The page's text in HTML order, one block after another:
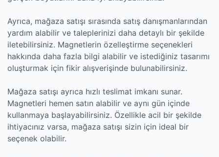
Ayrıca, mağaza satışı sırasında satış danışmanlarından
yardım alabilir ve taleplerinizi daha detaylı bir şekilde
iletebilirsiniz. Magnetlerin özelleştirme seçenekleri
hakkında daha fazla bilgi alabilir ve istediğiniz tasarımı
oluşturmak için fikir alışverişinde bulunabilirsiniz.
Mağaza satışı ayrıca hızlı teslimat imkanı sunar.
Magnetleri hemen satın alabilir ve aynı gün içinde
kullanmaya başlayabilirsiniz. Özellikle acil bir şekilde
ihtiyacınız varsa, mağaza satışı sizin için ideal bir
seçenek olabilir.